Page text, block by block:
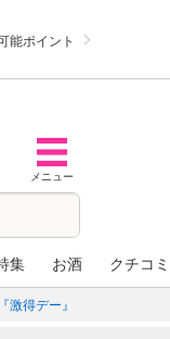
能ポイント
メニュー
集 お酒 クチコ
得デー』